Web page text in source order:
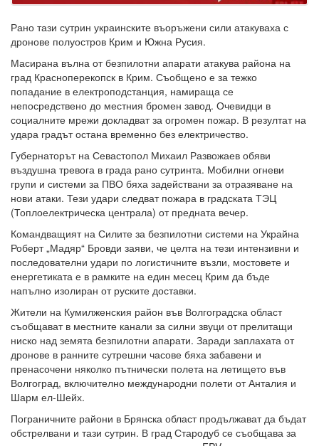
Рано тази сутрин украинските въоръжени сили атакуваха с
дронове полуостров Крим и Южна Русия.
Масирана вълна от безпилотни апарати атакува района на
град Красноперекопск в Крим. Съобщено е за тежко
попадание в електроподстанция, намираща се
непосредствено до местния бромен завод. Очевидци в
социалните мрежи докладват за огромен пожар. В резултат на
удара градът остана временно без електричество.
Губернаторът на Севастопол Михаил Развожаев обяви
въздушна тревога в града рано сутринта. Мобилни огневи
групи и системи за ПВО бяха задействани за отразяване на
нови атаки. Тези удари следват пожара в градската ТЭЦ
(Топлоелектрическа централа) от предната вечер.
Командващият на Силите за безпилотни системи на Украйна
Роберт „Мадяр“ Бровди заяви, че целта на тези интензивни и
последователни удари по логистичните възли, мостовете и
енергетиката е в рамките на един месец Крим да бъде
напълно изолиран от руските доставки.
Жители на Кумилженския район във Волгоградска област
съобщават в местните канали за силни звуци от прелитащи
ниско над земята безпилотни апарати. Заради заплахата от
дронове в ранните сутрешни часове бяха забавени и
пренасочени няколко пътнически полета на летището във
Волгоград, включително международни полети от Анталия и
Шарм ел-Шейх.
Пограничните райони в Брянска област продължават да бъдат
обстрелвани и тази сутрин. В град Стародуб се съобщава за